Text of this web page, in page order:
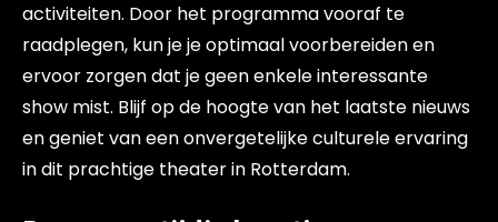
activiteiten. Door het programma vooraf te
raadplegen, kun je je optimaal voorbereiden en
ervoor zorgen dat je geen enkele interessante
show mist. Blijf op de hoogte van het laatste nieuws
en geniet van een onvergetelijke culturele ervaring
in dit prachtige theater in Rotterdam.